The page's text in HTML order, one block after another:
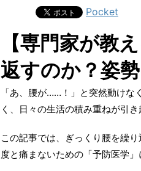
Pocket
【専門家が教
返すのか？姿
「あ、腰が……！」と突然動けな
く、日々の生活の積み重ねが引
この記事では、ぎっくり腰を繰
度と痛まないための「予防医学」